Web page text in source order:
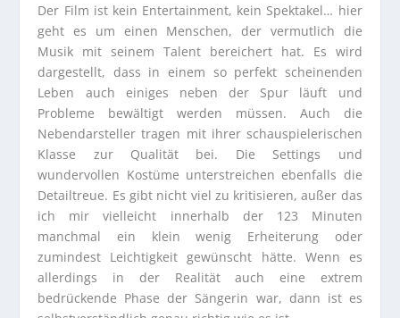
Der Film ist kein Entertainment, kein Spektakel… hier
geht es um einen Menschen, der vermutlich die
Musik mit seinem Talent bereichert hat. Es wird
dargestellt, dass in einem so perfekt scheinenden
Leben auch einiges neben der Spur läuft und
Probleme bewältigt werden müssen. Auch die
Nebendarsteller tragen mit ihrer schauspielerischen
Klasse zur Qualität bei. Die Settings und
wundervollen Kostüme unterstreichen ebenfalls die
Detailtreue. Es gibt nicht viel zu kritisieren, außer das
ich mir vielleicht innerhalb der 123 Minuten
manchmal ein klein wenig Erheiterung oder
zumindest Leichtigkeit gewünscht hätte. Wenn es
allerdings in der Realität auch eine extrem
bedrückende Phase der Sängerin war, dann ist es